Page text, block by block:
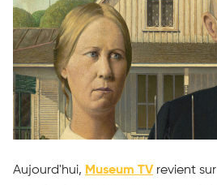
Aujourd'hui, Museum TVrevient sur